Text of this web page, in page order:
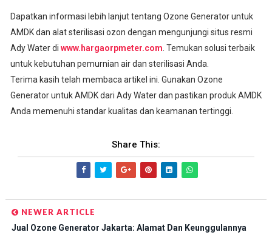
Dapatkan informasi lebih lanjut tentang Ozone Generator untuk
AMDK dan alat sterilisasi ozon dengan mengunjungi situs resmi
Ady Water di www.hargaorpmeter.com . Temukan solusi terbaik
untuk kebutuhan pemurnian air dan sterilisasi Anda.
Terima kasih telah membaca artikel ini. Gunakan Ozone
Generator untuk AMDK dari Ady Water dan pastikan produk AMDK
Anda memenuhi standar kualitas dan keamanan tertinggi.
Share This:
NEWER ARTICLE
Jual Ozone Generator Jakarta: Alamat Dan Keunggulannya